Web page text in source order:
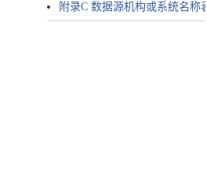
附录C 数据源机构或系统名称表